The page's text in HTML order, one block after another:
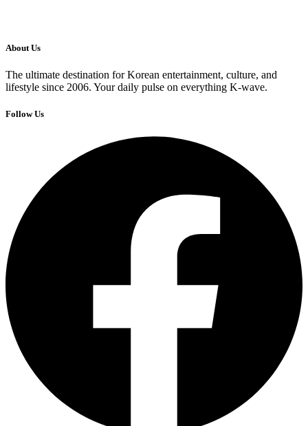
About Us
The ultimate destination for Korean entertainment, culture, and
lifestyle since 2006. Your daily pulse on everything K-wave.
Follow Us